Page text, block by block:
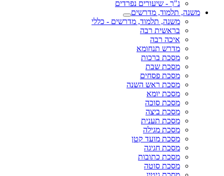
נ"ך - שיעורים נפרדים
משנה, תלמוד, מדרשים
משנה, תלמוד, מדרשים - כללי
בראשית רבה
איכה רבה
מדרש תנחומא
מסכת ברכות
מסכת שבת
מסכת פסחים
מסכת ראש השנה
מסכת יומא
מסכת סוכה
מסכת ביצה
מסכת תענית
מסכת מגילה
מסכת מועד קטן
מסכת חגיגה
מסכת כתובות
מסכת סוטה